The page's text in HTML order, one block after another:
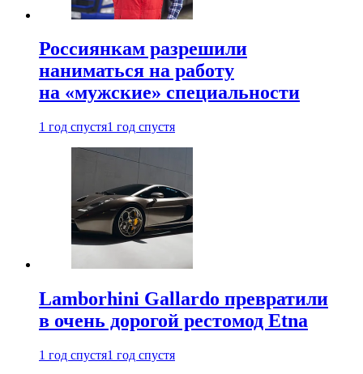
Россиянкам разрешили
наниматься на работу
на «мужские» специальности
1 год спустя1 год спустя
Lamborhini Gallardo превратили
в очень дорогой рестомод Etna
1 год спустя1 год спустя